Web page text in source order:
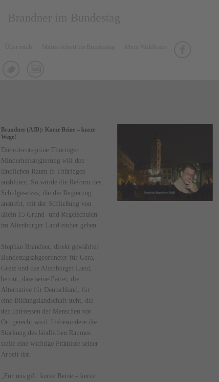
Brandner (AfD): Kurze Beine – kurze
Wege!
Die rot-rot-grüne Thüringer
Minderheitsregierung will den
ländlichen Raum in Thüringen
ausbluten. So würde die Reform des
Schulgesetzes, die die Regierung
anstrebt, mit der Schließung von
allein 15 Grund- und Regelschulen
im Altenburger Land einher gehen.
Stephan Brandner, direkt gewählter
Bundestagsabgeordneter für Gera,
Greiz und das Altenburger Land,
betont, dass seine Partei, die
Alternative für Deutschland, für
eine Bildungslandschaft steht, die
den Interessen der Menschen vor
Ort gerecht wird. Insbesondere die
Stärkung des ländlichen Raumes
stelle eine wichtige Prämisse seiner
Arbeit dar.
„Für uns gilt: kurze Beine – kurze